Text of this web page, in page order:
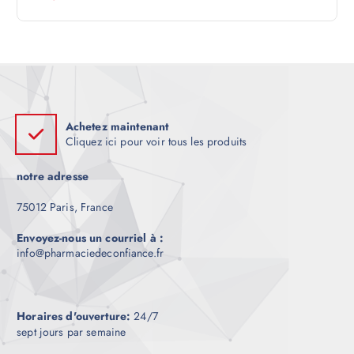
e
Achetez maintenant
Cliquez ici pour voir tous les produits
notre adresse
75012 Paris, France
Envoyez-nous un courriel à :
info@pharmaciedeconfiance.fr
Horaires d'ouverture: 24/7
sept jours par semaine